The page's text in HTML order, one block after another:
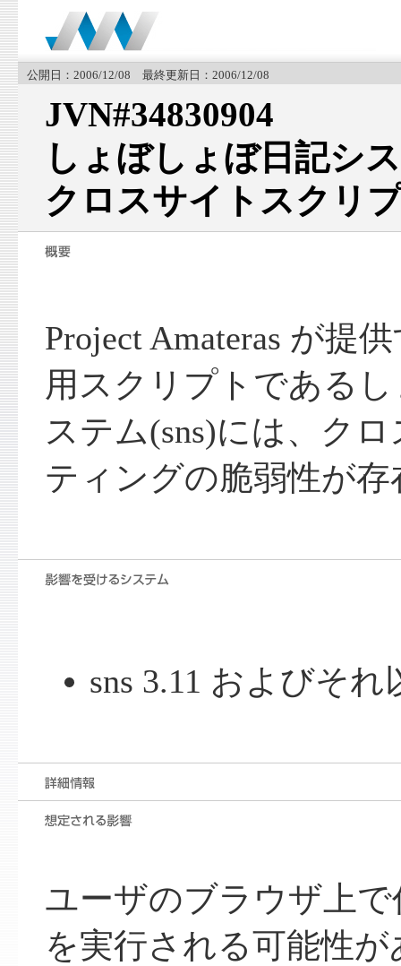
公開日：2006/12/08 最終更新日：2006/12/08
JVN#34830904
しょぼしょぼ日記シ
クロスサイトスクリ
Project Amateras が提
用スクリプトである
ステム(sns)には、ク
ティングの脆弱性が
sns 3.11 およびそれ
ユーザのブラウザ上
を実行される可能性